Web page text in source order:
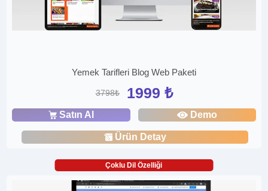
Yemek Tarifleri Blog Web Paketi
3798₺ 1999 ₺
Satın Al Demo
Ürün Detay
Çoklu Dil Özelliği